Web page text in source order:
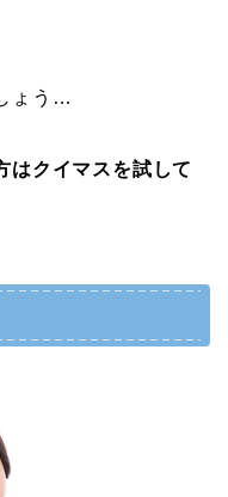
ょう…
はクイマスを試して